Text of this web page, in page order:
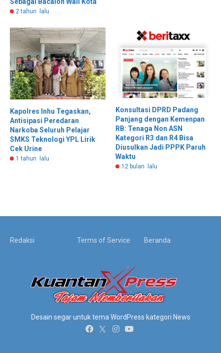
2 tahun lalu
Kapolres Inhu Tegaskan,
Antisipasi Peredaran
Narkoba Seluruh Pelajar
SMKS Teknologi YPL Lirik
Cek Urine
1 tahun lalu
Konsultasi DPRD Padang
Panjang dengan Kemenpan
RB: Tenaga Non ASN
Kategori R3 dan R4 Bisa
Diusulkan Jadi PPPK Paruh
Waktu
12 bulan lalu
Redaksi Terms of Service Beranda
Desain segar untuk tema WordPress kategori News